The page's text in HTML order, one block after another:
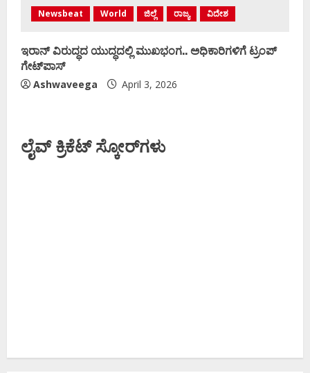
Newsbeat World ಜಿಲ್ಲೆ ರಾಜ್ಯ ವಿದೇಶ
ಇರಾನ್‌ ವಿರುದ್ಧದ ಯುದ್ಧದಲ್ಲಿ ಮುಖಭಂಗ.. ಅಧಿಕಾರಿಗಳಿಗೆ ಟ್ರಂಪ್‌
ಗೇಟ್‌ಪಾಸ್‌
Ashwaveega April 3, 2026
ಲೈವ್ ಕ್ರಿಕೆಟ್ ಸ್ಕೋರ್‌ಗಳು